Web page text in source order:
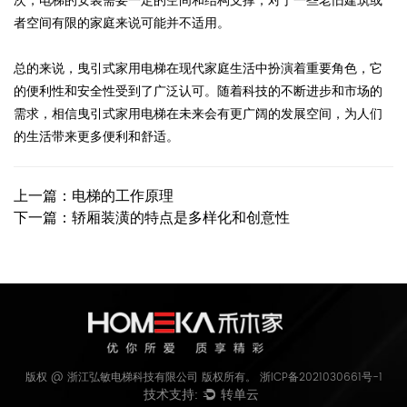
者空间有限的家庭来说可能并不适用。
总的来说，曳引式家用电梯在现代家庭生活中扮演着重要角色，它
的便利性和安全性受到了广泛认可。随着科技的不断进步和市场的
需求，相信曳引式家用电梯在未来会有更广阔的发展空间，为人们
的生活带来更多便利和舒适。
上一篇：电梯的工作原理
下一篇：轿厢装潢的特点是多样化和创意性
版权 @ 浙江弘敏电梯科技有限公司 版权所有。 浙ICP备2021030661号-1
技术支持: 转单云